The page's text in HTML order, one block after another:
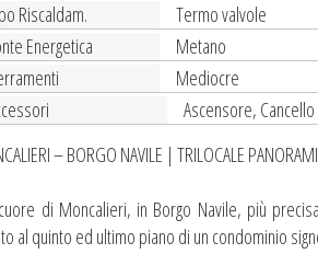
Riscaldam.
Termo valvole
Energetica
Metano
Mediocre
Ascensore,
– BORGO NAVILE | TRILOCALE
di Moncalieri, in Borgo Navile, più
al quinto ed ultimo piano di un condominio